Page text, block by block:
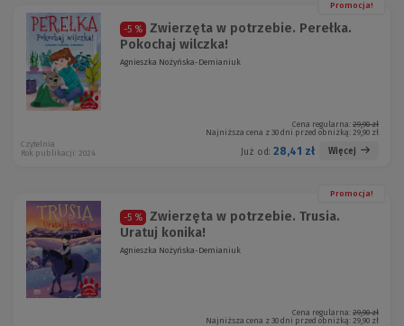
Promocja!
-5 %
Zwierzęta w potrzebie. Perełka.
Pokochaj wilczka!
Agnieszka Nożyńska-Demianiuk
Cena regularna: 29,90 zł
Najniższa cena z 30 dni przed obniżką: 29,90 zł
Już od: 28,41 zł Więcej
Czytelnia
Rok publikacji: 2024
Promocja!
-5 %
Zwierzęta w potrzebie. Trusia.
Uratuj konika!
Agnieszka Nożyńska-Demianiuk
Cena regularna: 29,90 zł
Najniższa cena z 30 dni przed obniżką: 29,90 zł